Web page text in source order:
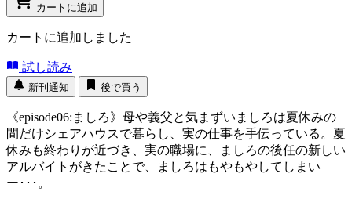
カートに追加
カートに追加しました
試し読み
新刊通知 後で買う
《episode06:ましろ》母や義父と気まずいましろは夏休みの
間だけシェアハウスで暮らし、実の仕事を手伝っている。夏
休みも終わりが近づき、実の職場に、ましろの後任の新しい
アルバイトがきたことで、ましろはもやもやしてしまい
ー･･･。